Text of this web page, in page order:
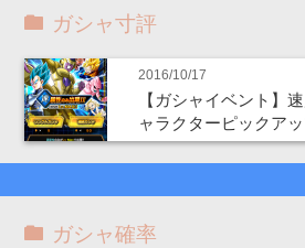
ガシャ寸評
2016/10/17
【ガシャイベント】
ャラクターピックアッ
ガシャ確率